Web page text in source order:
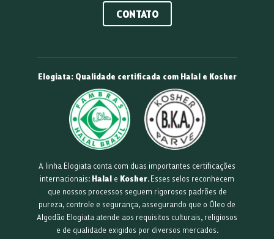
CONTATO
Elogiata: Qualidade certificada com Halal e Kosher
A linha Elogiata conta com duas importantes certificações
internacionais: Halal e Kosher. Esses selos reconhecem
que nossos processos seguem rigorosos padrões de
pureza, controle e segurança, assegurando que o Óleo de
Algodão Elogiata atende aos requisitos culturais, religiosos
e de qualidade exigidos por diversos mercados.